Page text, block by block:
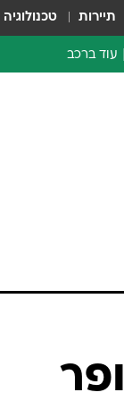
תיירות טכנולוגיה
עוד ברכב
טכנולוגיה